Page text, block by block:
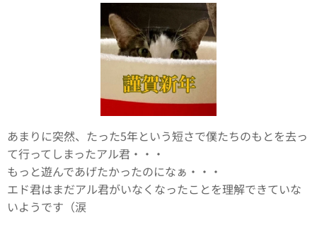
あまりに突然、たった5年という短さで僕たちのもとを去っ
て行ってしまったアル君・・・
もっと遊んであげたかったのになぁ・・・
エド君はまだアル君がいなくなったことを理解できていな
いようです（涙